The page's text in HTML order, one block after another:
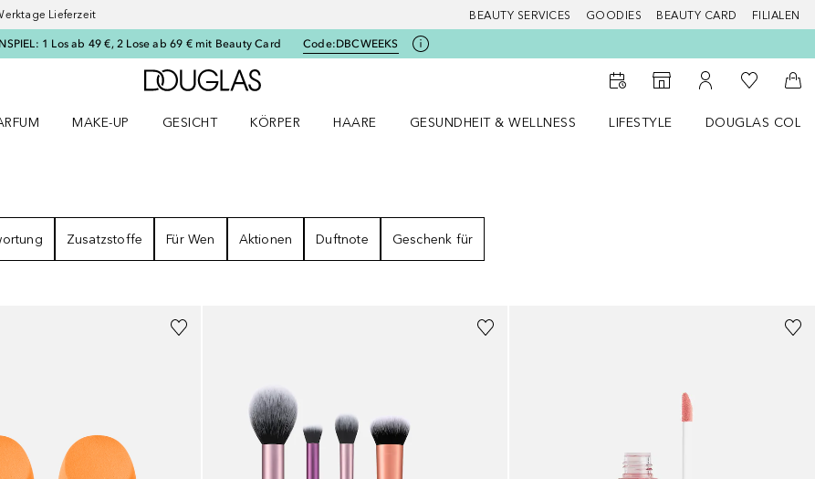
Lieferzeit BEAUTY SERVICES GOODIES BEAUTY CARD FILIALEN
1 Los ab 49 €, 2 Lose ab 69 € mit Beauty Card Code:DBCWEEKS
Zur Douglas Startseite
Zum Storefinder
Zu Meinem
Zu Meiner
MAKE-UP
GESICHT
KÖRPER
HAARE
GESUNDHEIT & WELLNESS
LIFESTYLE
DOUGLAS
Zusatzstoffe Für Wen Aktionen Duftnote Geschenk für